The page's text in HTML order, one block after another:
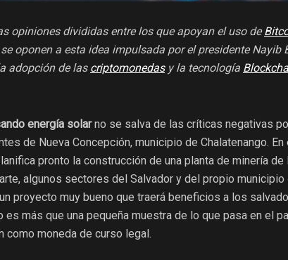
opiniones divididas entre los que apoyan el uso de
oponen a esta idea impulsada por el presidente Nayib
adopción de las criptomonedasy la tecnología
energía solarno se salva de las críticas negativas
de Nueva Concepción, municipio de Chalatenango. En
pronto la construcción de una planta de minería de
algunos sectores del Salvador y del propio municipio
proyecto muy bueno que traerá beneficios a los
más que una pequeña muestra de lo que pasa en el
como moneda de curso legal.